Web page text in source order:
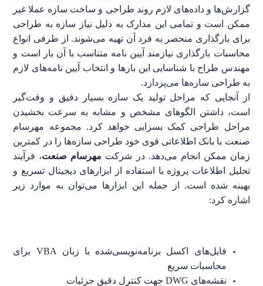
گزارش‌ها و داده‌های لازم روند طراحی و ساخت سازه عملا غیر
ممکن است و تمامی این مدارک به دلیل نیاز سازه به طراحی
برای بارگذاری منحصر به فرد آن تهیه می‌شوند. از طرفی انواع
محاسبات بارگذاری نیازمند آیین نامه متناسب با آن بار است و
مهندس طراح با شناسایی این بارها و انتخاب آیین نامه‌های لازم
به طراحی سازه‌ها می‌پردازد.
از آنجایی که مراحل تولید یک سازه بسیار دقیق و وقت‌گیر
است، داشتن الگوهای مشخص و مشابه به سرعت بخشیدن
مراحل طراحی کمک بسزایی خواهد کرد. مجموعه مهرسام
صنعت با بانک اطلاعاتی قوی خود طراحی سازه‌ها را در کمترین
زمان ممکن انجام می‌دهد.در شرکت مهرسام صنعت، فرآیند
تحلیل اطلاعات پروژه با استفاده از ابزارهای دیجیتال تسریع و
بهینه شده است. از جمله این ابزارها می‌توان به موارد زیر
اشاره کرد:
فایل‌های اکسل برنامه‌نویسی‌شده با زبان VBA برای
محاسبات سریع
نقشه‌های DWG جهت کنترل دقیق جزئیات